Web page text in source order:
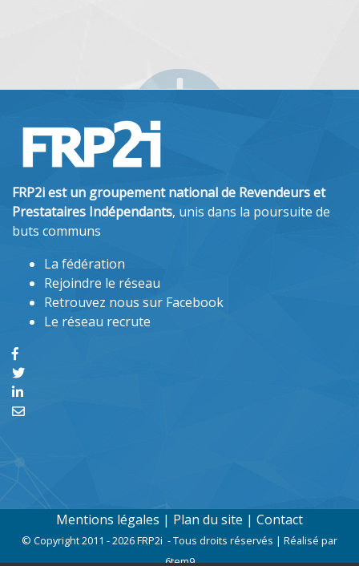
FRP2i est un groupement national de Revendeurs et
Prestataires Indépendants, unis dans la poursuite de
buts communs
La fédération
Rejoindre le réseau
Retrouvez nous sur Facebook
Le réseau recrute
Mentions légales | Plan du site | Contact
© Copyright 2011 - 2026 FRP2i - Tous droits réservés | Réalisé par
6tem9